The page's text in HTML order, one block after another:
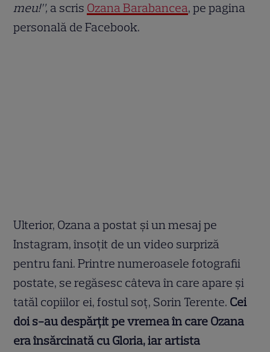
meu!”, a scris Ozana Barabancea, pe pagina
personală de Facebook.
Ulterior, Ozana a postat și un mesaj pe
Instagram, însoțit de un video surpriză
pentru fani. Printre numeroasele fotografii
postate, se regăsesc câteva în care apare și
tatăl copiilor ei, fostul soț, Sorin Terente. Cei
doi s-au despărțit pe vremea în care Ozana
era însărcinată cu Gloria, iar artista